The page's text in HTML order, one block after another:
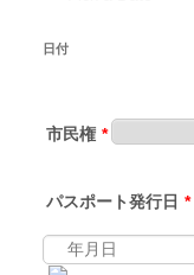
日付
市民権 *
パスポート発行日 *